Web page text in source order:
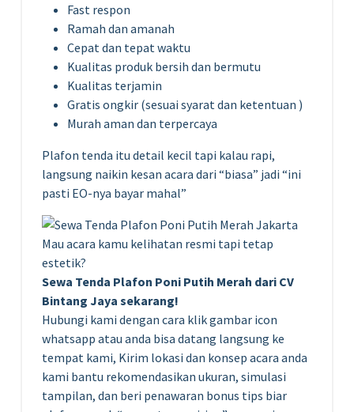
Fast respon
Ramah dan amanah
Cepat dan tepat waktu
Kualitas produk bersih dan bermutu
Kualitas terjamin
Gratis ongkir (sesuai syarat dan ketentuan )
Murah aman dan terpercaya
Plafon tenda itu detail kecil tapi kalau rapi,
langsung naikin kesan acara dari “biasa” jadi “ini
pasti EO-nya bayar mahal”
Mau acara kamu kelihatan resmi tapi tetap
estetik?
Sewa Tenda Plafon Poni Putih Merah dari CV
Bintang Jaya sekarang!
Hubungi kami dengan cara klik gambar icon
whatsapp atau anda bisa datang langsung ke
tempat kami, Kirim lokasi dan konsep acara anda
kami bantu rekomendasikan ukuran, simulasi
tampilan, dan beri penawaran bonus tips biar